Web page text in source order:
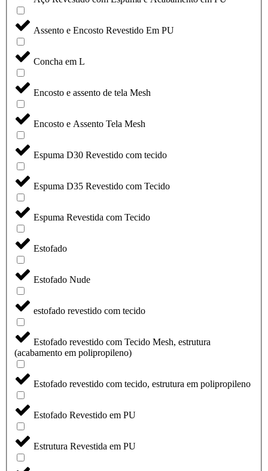
Assento e Encosto Revestido Em PU
Concha em L
Encosto e assento de tela Mesh
Encosto e Assento Tela Mesh
Espuma D30 Revestido com tecido
Espuma D35 Revestido com Tecido
Espuma Revestida com Tecido
Estofado
Estofado Nude
estofado revestido com tecido
Estofado revestido com Tecido Mesh, estrutura
(acabamento em polipropileno)
Estofado revestido com tecido, estrutura em polipropileno
Estofado Revestido em PU
Estrutura Revestida em PU